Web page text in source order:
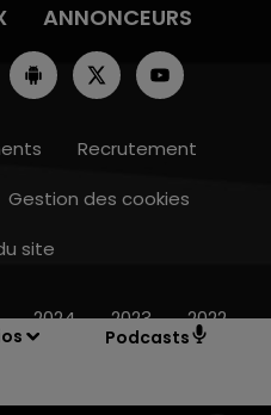
Podcasts
19h15
ANNONCEURS
Recrutement
Gestion des cookies
site
2024 2023 2022